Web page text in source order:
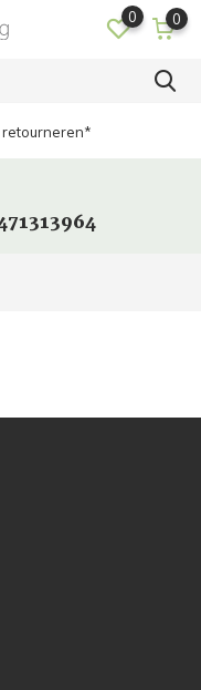
0 0
retourneren*